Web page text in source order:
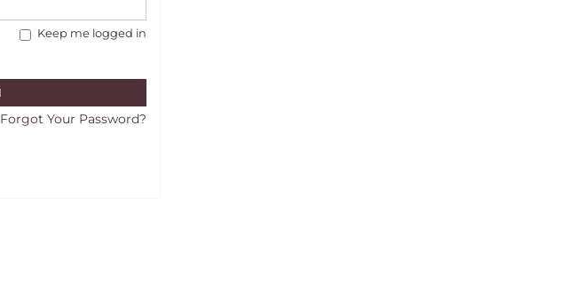
Keep me logged in
Forgot Your Password?